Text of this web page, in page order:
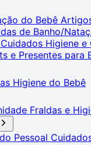
do Bebê
de Banho/
Higiene e
e Presentes para
Higiene do Bebê
Fraldas e
Pessoal